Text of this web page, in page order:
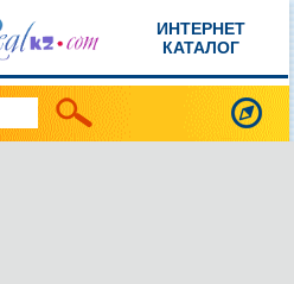
ИНТЕРНЕТ
КАТАЛОГ